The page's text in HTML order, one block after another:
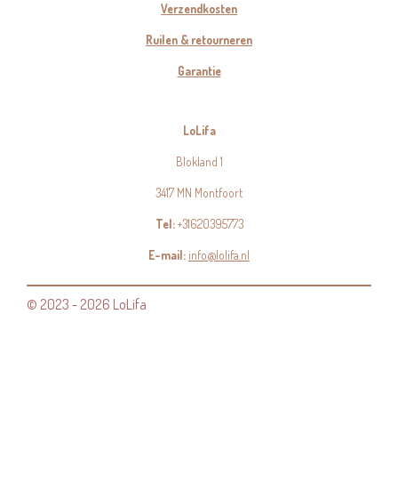
Verzendkosten
Ruilen & retourneren
Garantie
LoLifa
Blokland 1
3417 MN Montfoort
Tel:+31620395773
E-mail:info@lolifa.nl
© 2023 - 2026 LoLifa